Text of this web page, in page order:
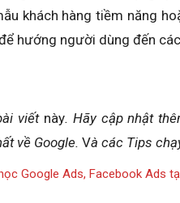
khách hàng tiềm năng
hướng người dùng đến
viết này. Hãy cập nhật
về Google. Và các Tips
Google Ads, Facebook Ads